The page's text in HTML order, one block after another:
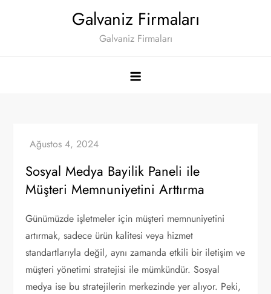
Galvaniz Firmaları
Galvaniz Firmaları
Sosyal Medya Bayilik Paneli ile
Müşteri Memnuniyetini Arttırma
Günümüzde işletmeler için müşteri memnuniyetini
artırmak, sadece ürün kalitesi veya hizmet
standartlarıyla değil, aynı zamanda etkili bir iletişim ve
müşteri yönetimi stratejisi ile mümkündür. Sosyal
medya ise bu stratejilerin merkezinde yer alıyor. Peki,